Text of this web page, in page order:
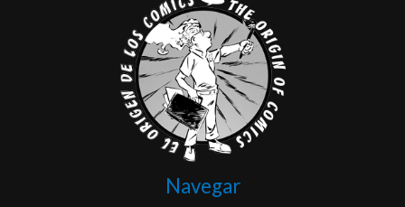
Navegar